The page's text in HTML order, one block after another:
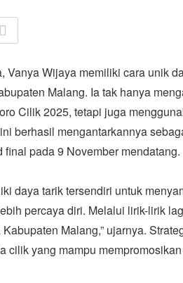
Vanya Wijaya memiliki cara unik
Malang. Ia tak hanya
Cilik 2025, tetapi juga
berhasil mengantarkannya
pada 9 November mendatang.
daya tarik tersendiri untuk
percaya diri. Melalui lirik-lirik
Malang,” ujarnya.
cilik yang mampu